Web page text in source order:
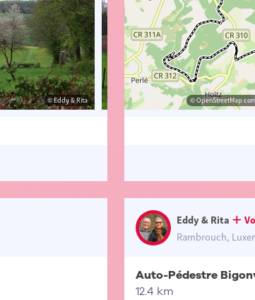
© Eddy & Rita© Eddy & Rita © OpenStreetMap
Eddy & Rita
Rambrouch,
Auto-Pédestre
12.4 km